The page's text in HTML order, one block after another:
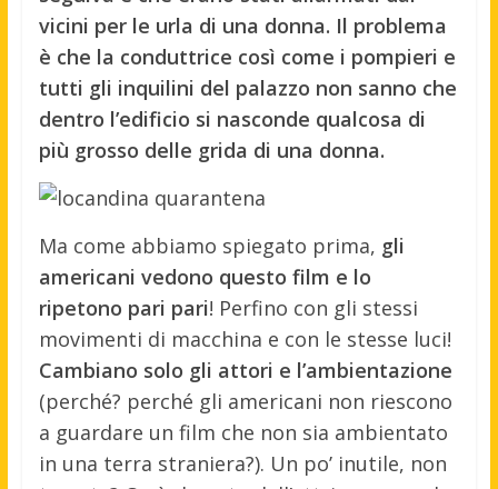
vicini per le urla di una donna. Il problema
è che la conduttrice così come i pompieri e
tutti gli inquilini del palazzo non sanno che
dentro l’edificio si nasconde qualcosa di
più grosso delle grida di una donna.
Ma come abbiamo spiegato prima, gli
americani vedono questo film e lo
ripetono pari pari! Perfino con gli stessi
movimenti di macchina e con le stesse luci!
Cambiano solo gli attori e l’ambientazione
(perché? perché gli americani non riescono
a guardare un film che non sia ambientato
in una terra straniera?). Un po’ inutile, non